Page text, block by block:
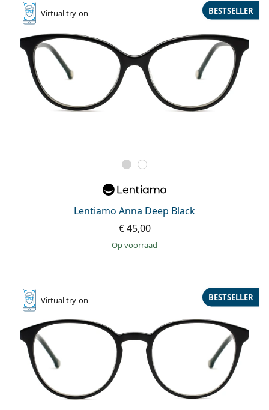
Virtualtry-on
Lentiamo Anna Deep Black
BESTSELLER
€ 45,00
op voorraad
Virtualtry-on BESTSELLER